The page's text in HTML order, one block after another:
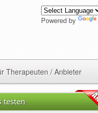
Powered by
Therapeuten / Anbieter
testen